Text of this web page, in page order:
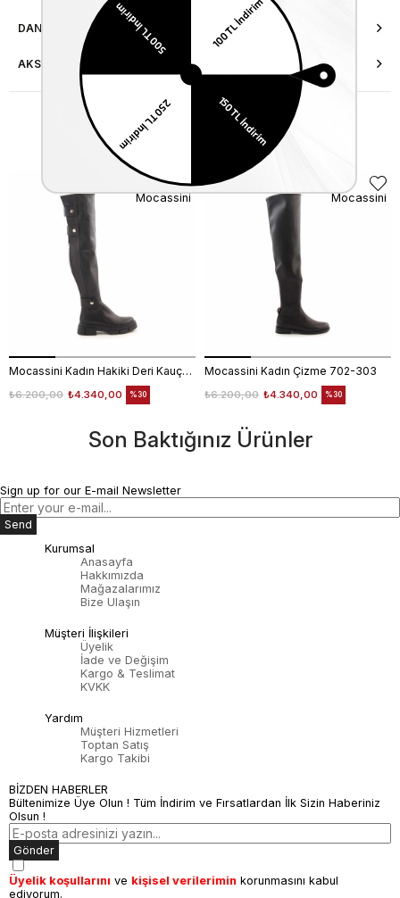
DANIŞMA HATTI
AKSESUAR ONARIMI
Similar Items
Mocassini Kadın Hakiki Deri Kauçuk Taban Siyah Günlük Çizme
₺4.340,00
₺6.200,00 %30
Mocassini
Mocassini Kadın Çizme 702-303
₺4.340,00
₺6.200,00 %30
Mocassini
Son Baktığınız Ürünler
Sign up for our E-mail Newsletter
Send
Kurumsal
Anasayfa
Hakkımızda
Mağazalarımız
Bize Ulaşın
Müşteri İlişkileri
Üyelik
İade ve Değişim
Kargo & Teslimat
KVKK
Yardım
Müşteri Hizmetleri
Toptan Satış
Kargo Takibi
BİZDEN HABERLER
Bültenimize Üye Olun ! Tüm İndirim ve Fırsatlardan İlk Sizin Haberiniz
Olsun !
Gönder
Üyelik koşullarını ve kişisel verilerimin korunmasını kabul
ediyorum.